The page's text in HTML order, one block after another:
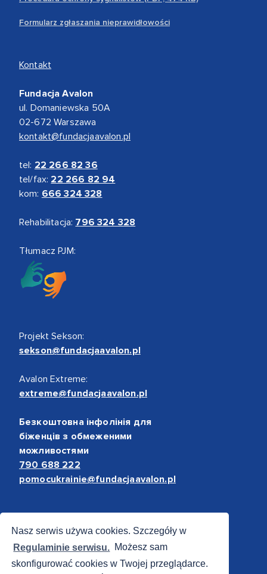
Nasz serwis używa cookies. Szczegóły w
Regulaminie serwisu. Możesz sam
skonfigurować cookies w Twojej przeglądarce.
Formularz zgłaszania nieprawidłowości
Kontakt
Fundacja Avalon
ul. Domaniewska 50A
02-672 Warszawa
kontakt@fundacjaavalon.pl
tel: 22 266 82 36
tel/fax: 22 266 82 94
kom: 666 324 328
Rehabilitacja: 796 324 328
Tłumacz PJM:
Projekt Sekson:
sekson@fundacjaavalon.pl
Avalon Extreme:
extreme@fundacjaavalon.pl
Безкоштовна інфолінія для
біженців з обмеженими
можливостями
790 688 222
pomocukrainie@fundacjaavalon.pl
Bezpieczne płatności